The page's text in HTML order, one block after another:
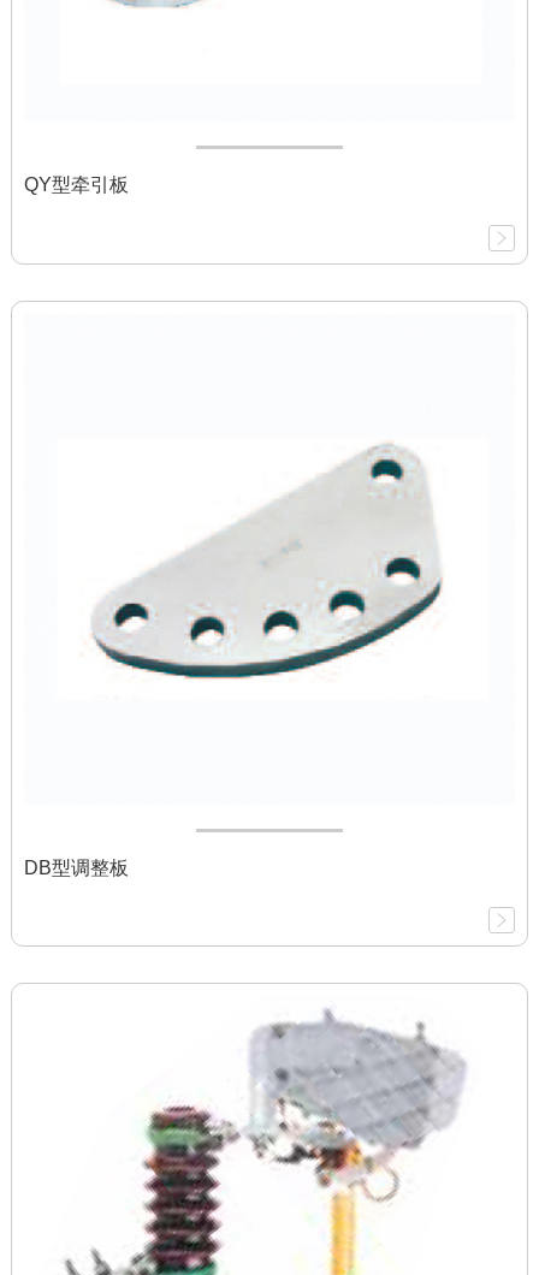
QY型牵引板
DB型调整板